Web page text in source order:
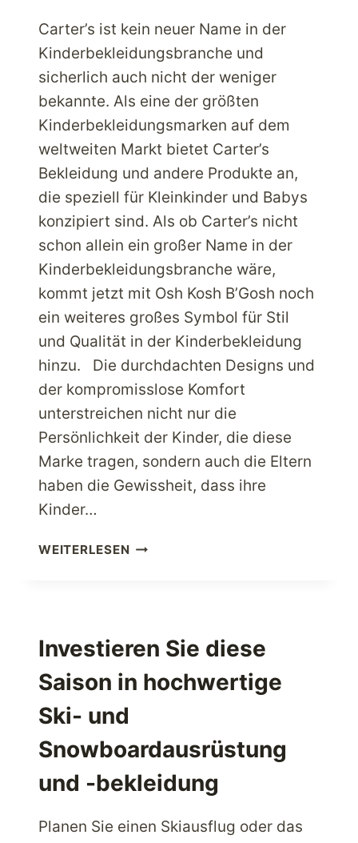
RABATTANGEBOTE
Carter’s ist kein neuer Name in der
Kinderbekleidungsbranche und
sicherlich auch nicht der weniger
bekannte. Als eine der größten
Kinderbekleidungsmarken auf dem
weltweiten Markt bietet Carter’s
Bekleidung und andere Produkte an,
die speziell für Kleinkinder und Babys
konzipiert sind. Als ob Carter’s nicht
schon allein ein großer Name in der
Kinderbekleidungsbranche wäre,
kommt jetzt mit Osh Kosh B’Gosh noch
ein weiteres großes Symbol für Stil
und Qualität in der Kinderbekleidung
hinzu. Die durchdachten Designs und
der kompromisslose Komfort
unterstreichen nicht nur die
Persönlichkeit der Kinder, die diese
Marke tragen, sondern auch die Eltern
haben die Gewissheit, dass ihre
Kinder…
WEITERLESENKLEIDEN
EIN
MIT
CARTER’S
Investieren Sie diese
Saison in hochwertige
Ski- und
Snowboardausrüstung
und -bekleidung
Planen Sie einen Skiausflug oder das